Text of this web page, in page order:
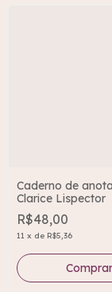
Caderno de
Clarice Lispector
R$48,00
11 x de R$5,36